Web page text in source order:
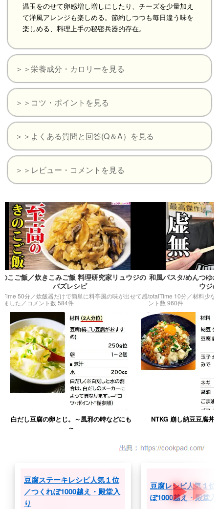
温玉をのせて卵感増し増しにしたり、チーズを少量加え
て洋風アレンジも楽しめる。節約しつつも毎日違う味を
楽しめる、料理上手の秘密兵器的存在。
＞＞栄養成分・カロリーを見る
＞＞コツ・ポイントを見る
＞＞よくある質問と回答(Q＆A）を見る
＞＞レビュー・コメントを見る
飯／炊きこみご飯 料理研究家リュウジの
バズレシピ
分／ 炊飯器だけで簡単に料亭風の味が出せて感
／コメント数 584件
和風パスタ/めんつゆわさび
ウジのバズ
totalTime 10分／ 材料少なめなの
ント数 960件
白だし豆腐の卵とじ。～風邪の時などにも
～
NTKG 崩し納豆豆腐丼
豆腐ステーキレシピ人気１位
／つくれぽ1000越え・殿堂入
り
豆腐レシピ人気１位
ぽ1000越え・殿堂入